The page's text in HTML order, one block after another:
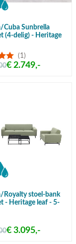
Cuba Sunbrella
(4-delig) - Heritage
(1)
€ 2.749,-
Royalty stoel-bank
- Heritage leaf - 5-
€ 3.095,-